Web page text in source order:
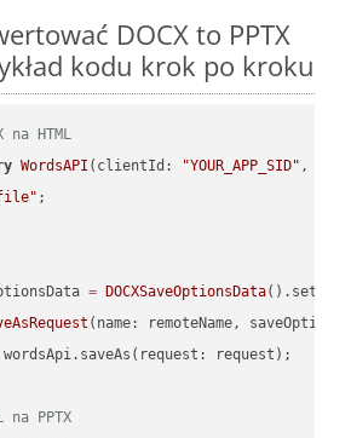
DOCX to PPTX
kodu krok po kroku
na HTML
WordsAPI (clientId: "YOUR_APP_SID" ,
;
= DOCXSaveOptionsData
(name: remoteName,
wordsApi.saveAs(request: request);
na PPTX